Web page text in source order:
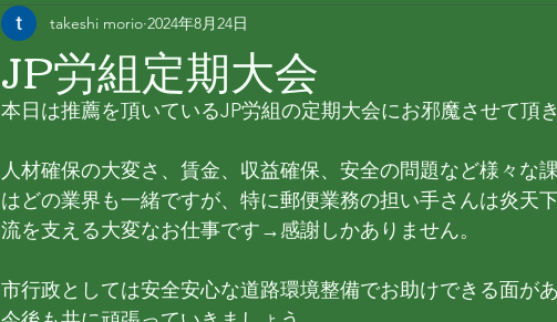
JP労組定期大会
takeshi morio 2024年8月24日
本日は推薦を頂いているJP労組の定期大会にお邪魔させて頂き
人材確保の大変さ、賃金、収益確保、安全の問題など様々な
はどの業界も一緒ですが、特に郵便業務の担い手さんは炎天
流を支える大変なお仕事です→感謝しかありません。
市行政としては安全安心な道路環境整備でお助けできる面が